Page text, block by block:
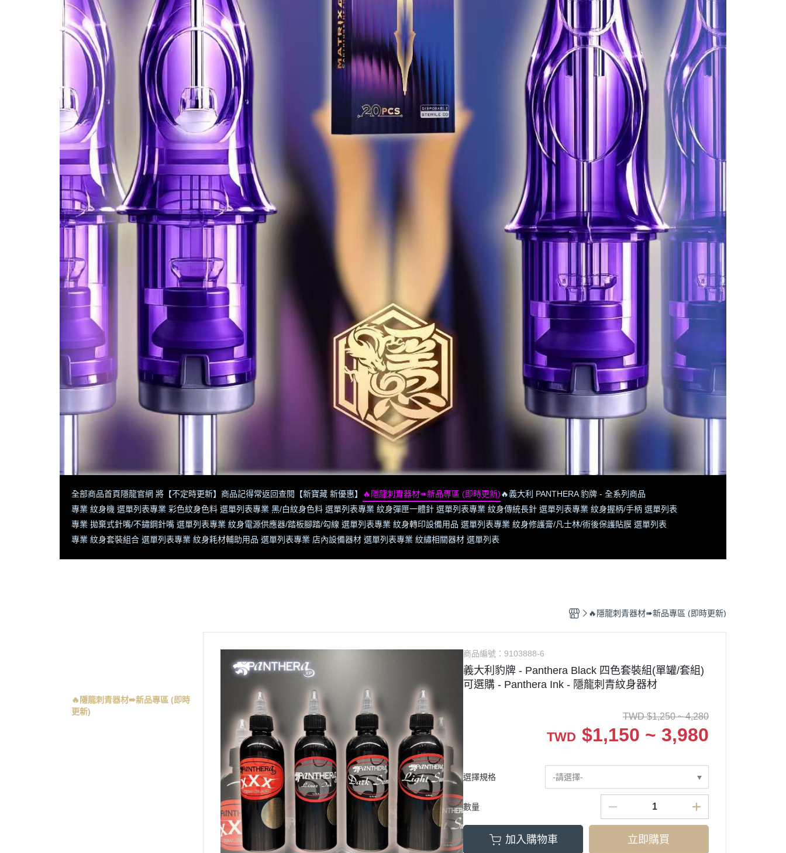
全部商品首頁隱龍官網 將【不定時更新】商品記得常返回查閱【新寶藏 新優惠】 🔥隱龍刺青器材➠新品專區 (即時更新)🔥義大利 PANTHERA 豹牌 - 全系列商品
專業 紋身機 選單列表專業 彩色紋身色料 選單列表專業 黑/白紋身色料 選單列表專業 紋身彈匣一體針 選單列表專業 紋身傳統長針 選單列表專業 紋身握柄/手柄 選單列表
專業 拋棄式針嘴/不鏽鋼針嘴 選單列表專業 紋身電源供應器/踏板腳踏/勾線 選單列表專業 紋身轉印設備用品 選單列表專業 紋身修護膏/凡士林/術後保護貼膜 選單列表
專業 紋身套裝組合 選單列表專業 紋身耗材輔助用品 選單列表專業 店內設備器材 選單列表專業 紋繡相關器材 選單列表
🔥隱龍刺青器材➠新品專區 (即時
更新)
🔥隱龍刺青器材➠新品專區 (即時更新)
商品編號： 9103888-6
義大利豹牌 - Panthera Black 四色套裝組(單罐/套組)
可選購 - Panthera Ink - 隱龍刺青紋身器材
TWD $1,250 ~ 4,280
TWD $1,150 ~ 3,980
選擇規格 -請選擇-
數量
加入購物車 立即購買